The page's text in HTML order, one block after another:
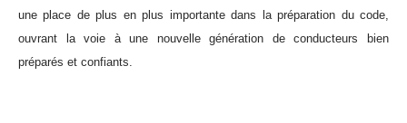
une place de plus en plus importante dans la préparation du code,
ouvrant la voie à une nouvelle génération de conducteurs bien
préparés et confiants.